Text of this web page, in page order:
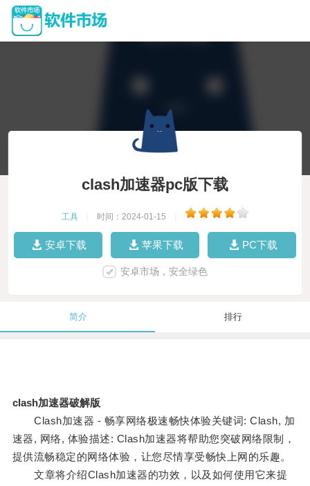
clash加速器pc版下载
工具 时间：2024-01-15
安卓下载 苹果下载 PC下载
安卓市场，安全绿色
简介 排行
clash加速器破解版
Clash加速器 - 畅享网络极速畅快体验关键词: Clash, 加
速器, 网络, 体验描述: Clash加速器将帮助您突破网络限制，
提供流畅稳定的网络体验，让您尽情享受畅快上网的乐趣。
文章将介绍Clash加速器的功效，以及如何使用它来提